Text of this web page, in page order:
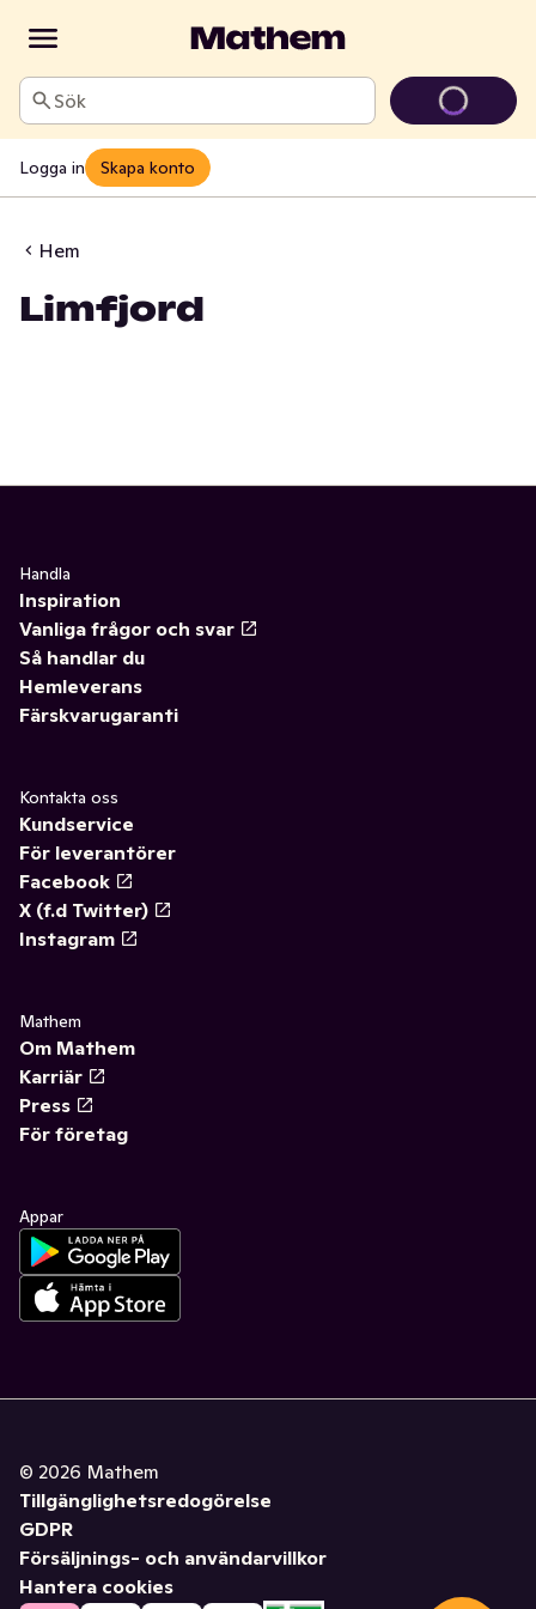
Sök
Logga in Skapa konto
Hem
Limfjord
Handla
Inspiration
Vanliga frågor och svar
Så handlar du
Hemleverans
Färskvarugaranti
Kontakta oss
Kundservice
För leverantörer
Facebook
X (f.d Twitter)
Instagram
Mathem
Om Mathem
Karriär
Press
För företag
Appar
© 2026 Mathem
Tillgänglighetsredogörelse
GDPR
Försäljnings- och användarvillkor
Hantera cookies